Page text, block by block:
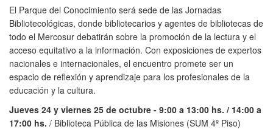
El Parque del Conocimiento será sede de las Jornadas
Bibliotecológicas, donde bibliotecarios y agentes de bibliotecas de
todo el Mercosur debatirán sobre la promoción de la lectura y el
acceso equitativo a la información. Con exposiciones de expertos
nacionales e internacionales, el encuentro promete ser un
espacio de reflexión y aprendizaje para los profesionales de la
educación y la cultura.
Jueves 24 y viernes 25 de octubre - 9:00 a 13:00 hs. / 14:00 a
17:00 hs. / Biblioteca Pública de las Misiones (SUM 4º Piso)